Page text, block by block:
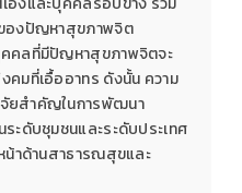
องปัญหาสุขภาพจิต
คลที่มีปัญหาสุขภาพจิตจะ
มที่เอื้ออาทร ดังนั้น ความ
ยสำคัญในการพัฒนา
ะดับชุมชนและระดับประเทศ
น้าด้านสาธารณสุขและ